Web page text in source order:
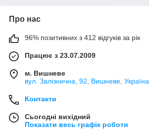
Про нас
96% позитивних з 412 відгуків за рік
Працює з 23.07.2009
м. Вишневе
вул. Залізнична, 92, Вишневе, Україна
Контакти
Сьогодні вихідний
Показати весь графік роботи